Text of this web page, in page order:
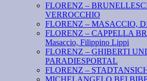
FLORENZ –
VERROCCHIO
FLORENZ – MASACCIO,
FLORENZ – CAPPELLA
Masaccio, Filippino Lippi
FLORENZ – GHIBERTI
PARADIESPORTAL
FLORENZ –
MICHELANGELO BEI